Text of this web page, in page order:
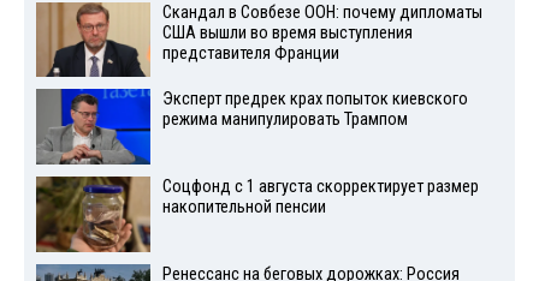
Скандал в Совбезе ООН: почему дипломаты
США вышли во время выступления
представителя Франции
Эксперт предрек крах попыток киевского
режима манипулировать Трампом
Соцфонд с 1 августа скорректирует размер
накопительной пенсии
Ренессанс на беговых дорожках: Россия